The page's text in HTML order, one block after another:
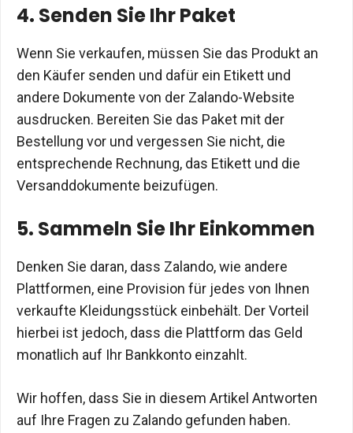
4. Senden Sie Ihr Paket
Wenn Sie verkaufen, müssen Sie das Produkt an
den Käufer senden und dafür ein Etikett und
andere Dokumente von der Zalando-Website
ausdrucken. Bereiten Sie das Paket mit der
Bestellung vor und vergessen Sie nicht, die
entsprechende Rechnung, das Etikett und die
Versanddokumente beizufügen.
5. Sammeln Sie Ihr Einkommen
Denken Sie daran, dass Zalando, wie andere
Plattformen, eine Provision für jedes von Ihnen
verkaufte Kleidungsstück einbehält. Der Vorteil
hierbei ist jedoch, dass die Plattform das Geld
monatlich auf Ihr Bankkonto einzahlt.
Wir hoffen, dass Sie in diesem Artikel Antworten
auf Ihre Fragen zu Zalando gefunden haben.